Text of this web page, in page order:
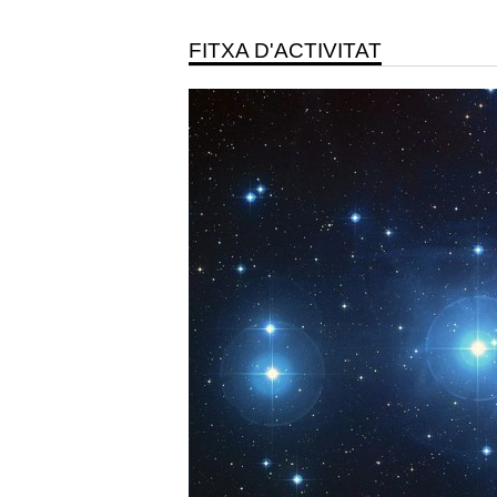
FITXA D'ACTIVITAT